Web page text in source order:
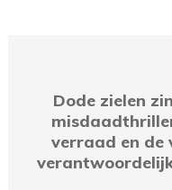
Dode zielen
verraad en de